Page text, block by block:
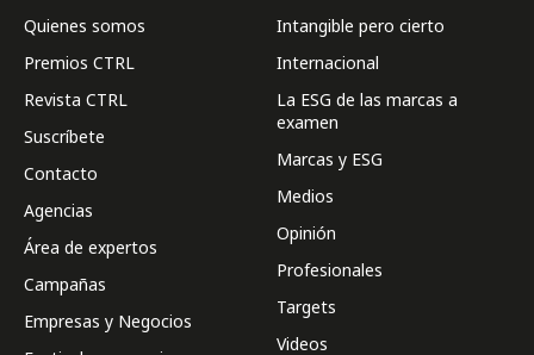
Quienes somos
Premios CTRL
Revista CTRL
Suscríbete
Contacto
Agencias
Área de expertos
Campañas
Empresas y Negocios
Intangible pero cierto
Internacional
La ESG de las marcas a
examen
Marcas y ESG
Medios
Opinión
Profesionales
Targets
Videos